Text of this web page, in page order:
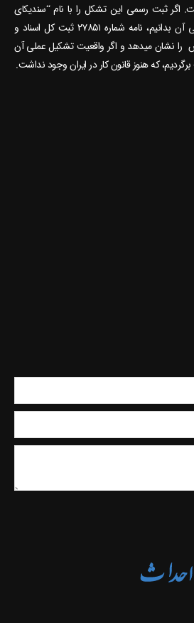
اگر ثبت رسمی این تشکل را با نام “سندیکای
شرکتهای ساختمانی” تولد اسمی آن بدانیم، نامه شماره ۲۷۸۵۱ ثبت کل اسناد و
املاک تاریخ ۱۱ اسفند ۱۳۲۶ ه.ش را نشان می‎دهد و اگر واقعیت تشکیل عملی آن
که هنوز قانون کار در ایران وجود نداشت.